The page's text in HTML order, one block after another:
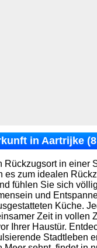
in Aartrijke
in
zum idealen
fühlen Sie sich
und
Küche.
Zeit in
Ihrer Haustür.